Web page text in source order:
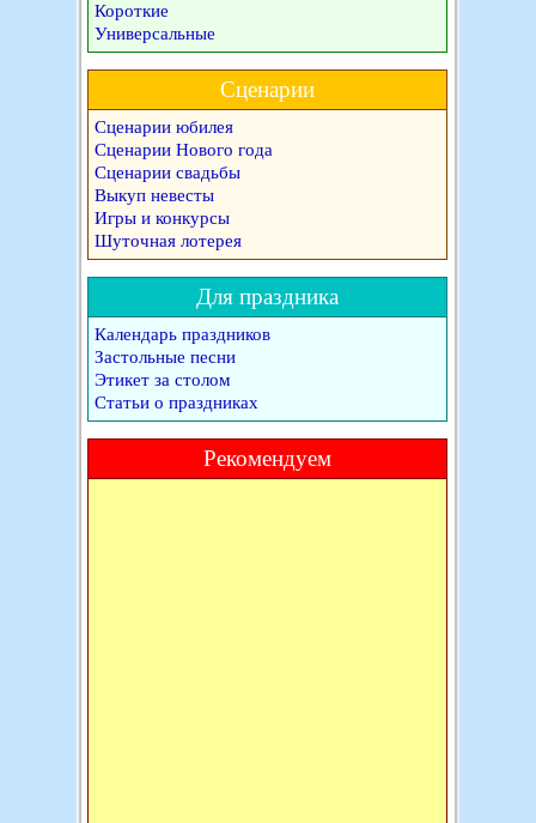
Короткие
Универсальные
Сценарии
Сценарии юбилея
Сценарии Нового года
Сценарии свадьбы
Выкуп невесты
Игры и конкурсы
Шуточная лотерея
Для праздника
Календарь праздников
Застольные песни
Этикет за столом
Статьи о праздниках
Рекомендуем